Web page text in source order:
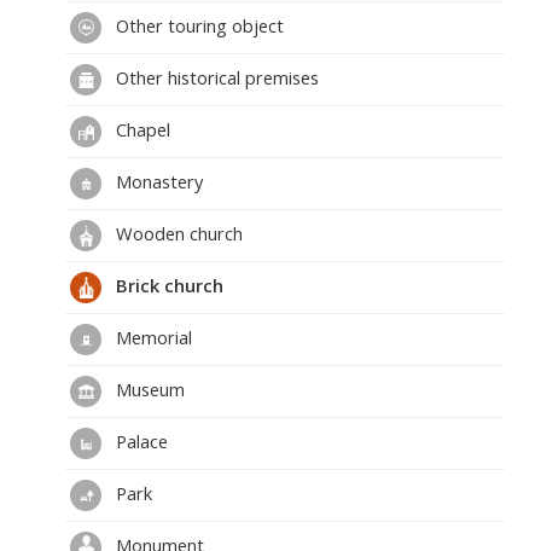
Other touring object
Other historical premises
Chapel
Monastery
Wooden church
Brick church
Memorial
Museum
Palace
Park
Monument